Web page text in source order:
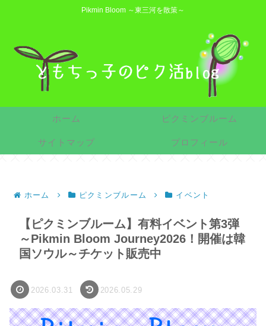
Pikmin Bloom ～東三河を散策～
ホーム ピクミンブルーム
サイトマップ プロフィール
ホーム ピクミンブルーム イベント
【ピクミンブルーム】有料イベント第3弾
～Pikmin Bloom Journey2026！開催は韓
国ソウル～チケット販売中
2026.03.31 2026.05.29